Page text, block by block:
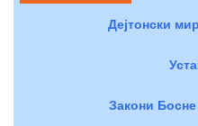
Дејтонски
Закони